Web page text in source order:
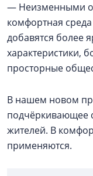
— Неизменными
комфортная
добавятся более
характеристики,
просторные
В нашем новом
подчёркивающее
жителей. В
применяются.